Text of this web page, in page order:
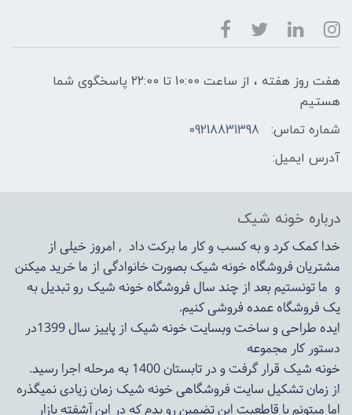
هفت روز هفته ، از ساعت 10:00 تا 22:00 پاسخگوی شما
هستیم
شماره تماس:
09218831398
آدرس ایمیل:
درباره خونه شیک
خدا کمک کرد و به کسب و کار ما برکت داد , امروز خیلی از
مشتریان فروشگاه خونه شیک بصورت خانوادگی از ما خرید میکنن
و ما تونستیم بعد از چند سال فروشگاهخونه شیکرو تبدیل به
یک فروشگاه عمده فروشی کنیم.
ایده طراحی و ساخت وبسایت خونه شیک از پاییز سال 1399در
دستور کار مجموعه
خونه شیک قرار گرفت و در تابستان 1400 به مرحله اجرا رسید.
از زمان تشکیل سایت فروشگاهیخونه شیکزمان زیادی نمیگذره
اما میتونم با قاطعیت این تضمین رو بدم که در این آشفته بازار